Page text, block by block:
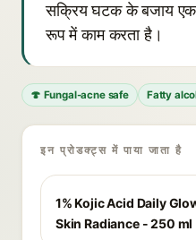
सक्रिय घटक के बजाय
रूप में काम करता है।
🍄 Fungal-acne safe Fatty
इन प्रोडक्ट्स में पाया जाता है
1% Kojic Acid Daily
Skin Radiance - 250 ml